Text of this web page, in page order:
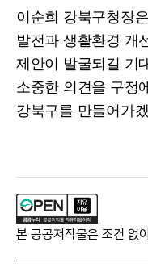
이순희 강북구청장
발전과 생활환경 개
제안이 발굴되길 기
소중한 의견을 구정
강북구를 만들어가
본 공공저작물은 조건 없